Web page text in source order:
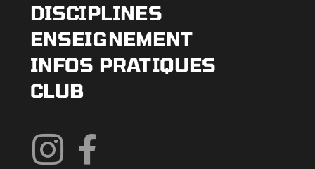
DISCIPLINES
ENSEIGNEMENT
INFOS PRATIQUES
CLUB